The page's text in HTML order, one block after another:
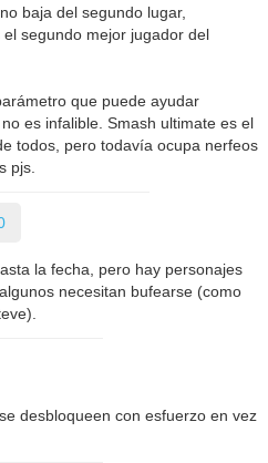
baja del segundo lugar,
segundo mejor jugador del
que puede ayudar
es infalible. Smash ultimate es el
todos, pero todavía ocupa nerfeos
pjs.
la fecha, pero hay personajes
necesitan bufearse (como
desbloqueen con esfuerzo en vez